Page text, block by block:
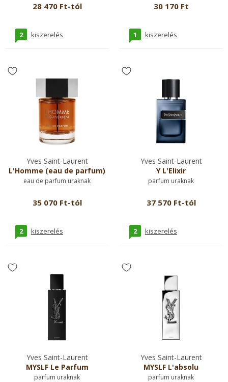
28 470 Ft-tól
2 kiszerelés
30 170 Ft
1 kiszerelés
Yves Saint-Laurent
L'Homme (eau de parfum)
eau de parfum uraknak
35 070 Ft-tól
2 kiszerelés
Yves Saint-Laurent
Y L'Elixir
parfum uraknak
37 570 Ft-tól
2 kiszerelés
Yves Saint-Laurent
MYSLF Le Parfum
parfum uraknak
Yves Saint-Laurent
MYSLF L'absolu
parfum uraknak